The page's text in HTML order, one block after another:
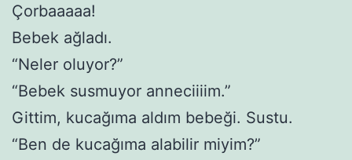
Çorbaaaaa!
Bebek ağladı.
“Neler oluyor?”
“Bebek susmuyor anneciiiim.”
Gittim, kucağıma aldım bebeği. Sustu.
“Ben de kucağıma alabilir miyim?”